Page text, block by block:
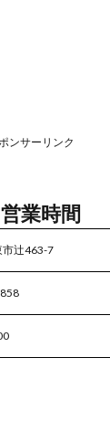
ンサーリンク
業時間
市辻463-7